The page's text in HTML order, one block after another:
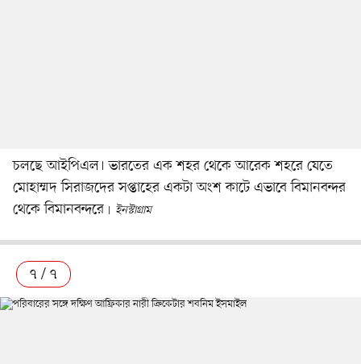
চলছে আইপিএল। ভারতের এক শহর থেকে আরেক শহরে যেতে
মোহাম্মদ সিরাজদের সপ্তাহের একটা অংশ কাটে এভাবে বিমানবন্দর
থেকে বিমানবন্দরে
ইনস্টাগ্রাম
৭ / ৭